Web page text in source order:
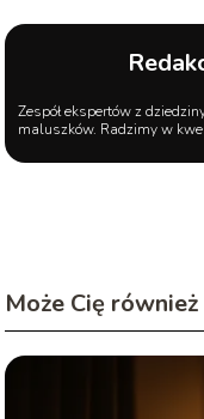
Zespół ekspertów z
maluszków. Radzimy w
Może Cię